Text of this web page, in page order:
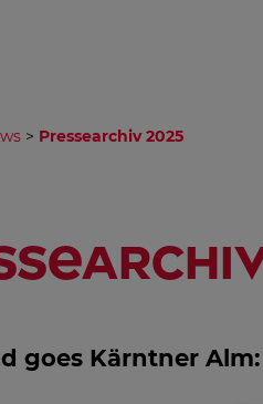
> Pressearchiv 2025
goes Kärntner Alm: